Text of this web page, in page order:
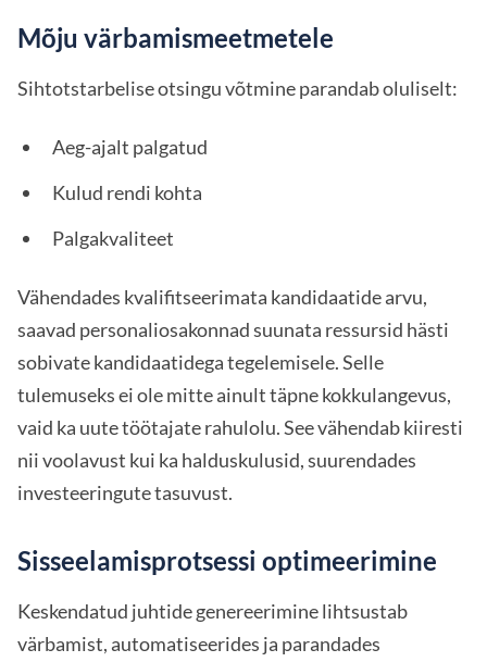
Mõju värbamismeetmetele
Sihtotstarbelise otsingu võtmine parandab oluliselt:
Aeg-ajalt palgatud
Kulud rendi kohta
Palgakvaliteet
Vähendades kvalifitseerimata kandidaatide arvu,
saavad personaliosakonnad suunata ressursid hästi
sobivate kandidaatidega tegelemisele. Selle
tulemuseks ei ole mitte ainult täpne kokkulangevus,
vaid ka uute töötajate rahulolu. See vähendab kiiresti
nii voolavust kui ka halduskulusid, suurendades
investeeringute tasuvust.
Sisseelamisprotsessi optimeerimine
Keskendatud juhtide genereerimine lihtsustab
värbamist, automatiseerides ja parandades